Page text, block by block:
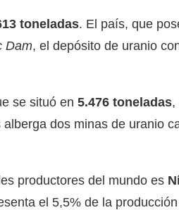
toneladas. El país, que
Dam, el depósito de uranio
se situó en 5.476 toneladas,
dos minas de uranio
productores del mundo es
el 5,5% de la